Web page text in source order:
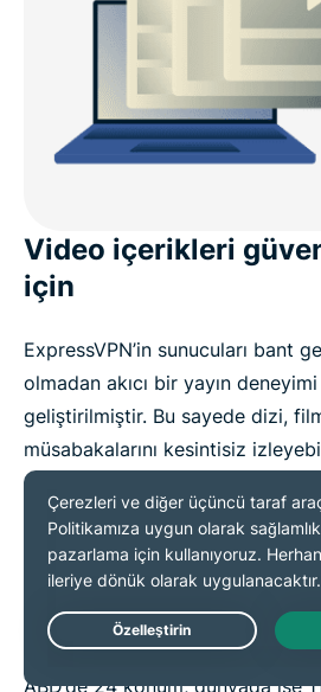
Video içerikleri
için
ExpressVPN’in sunucuları bant
olmadan akıcı bir yayın
geliştirilmiştir. Bu sayede dizi,
müsabakalarını kesintisiz
Sunucularımız Netflix, Hulu ve
popüler yayın platformları ile
ofis, paylaşımlı ağ ve hatta
etmeksizin favori içeriklerinize
mümkün olur.
ABD’de 24 konum, dünyada ise